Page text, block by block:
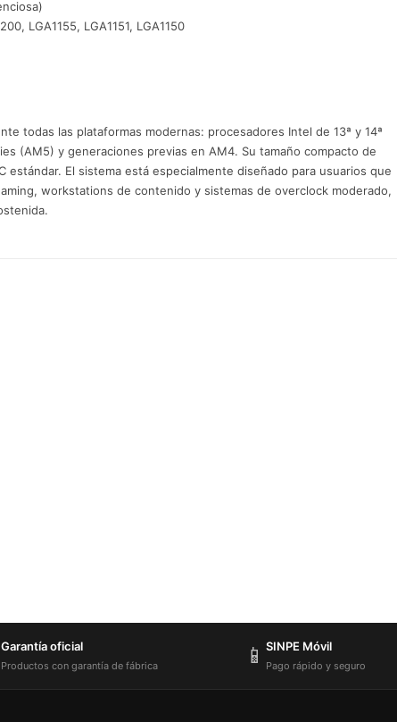
LGA1155, LGA1151, LGA1150
todas las plataformas modernas: procesadores Intel de 13ª y 14ª
(AM5) y generaciones previas en AM4. Su tamaño compacto de
estándar. El sistema está especialmente diseñado para usuarios que
workstations de contenido y sistemas de overclock moderado,
Garantía oficial
Productos con garantía de fábrica 📱 SINPE Móvil
Pago rápido y seguro